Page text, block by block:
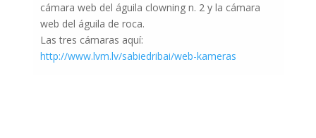
cámara web del águila clowning n. 2 y la cámara
web del águila de roca.
Las tres cámaras aquí:
http://www.lvm.lv/sabiedribai/web-kameras